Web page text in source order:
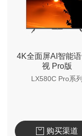
4K全面屏AI智能
视 Pro版
LX580C Pro系列
购买渠道